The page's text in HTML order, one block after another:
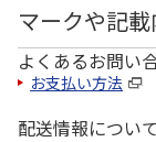
マークや記
よくあるお問い
お支払い方法
配送情報について